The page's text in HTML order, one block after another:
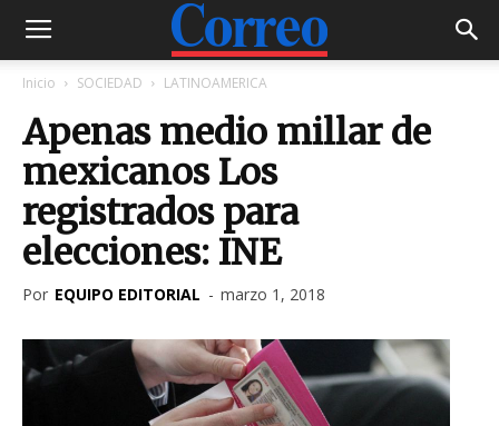
Inicio SOCIEDAD LATINOAMERICA
Apenas medio millar de
mexicanos Los
registrados para
elecciones: INE
Por EQUIPO EDITORIAL - marzo 1, 2018